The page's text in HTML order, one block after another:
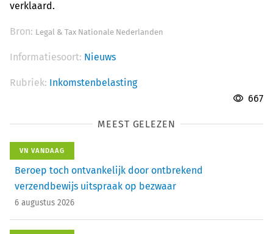
verklaard.
Bron: Legal & Tax Nationale Nederlanden
Informatiesoort: Nieuws
Rubriek: Inkomstenbelasting
667
MEEST GELEZEN
VN VANDAAG
Beroep toch ontvankelijk door ontbrekend
verzendbewijs uitspraak op bezwaar
6 augustus 2026